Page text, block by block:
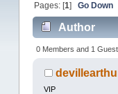
Pages: [1]Go Down
Author
0 Members and 1
VIP